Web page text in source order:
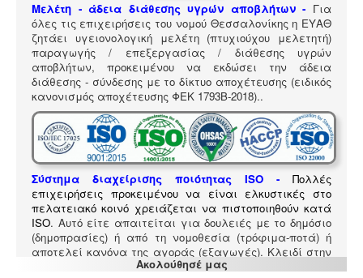
Μελέτη - άδεια διάθεσης υγρών αποβλήτων - Για
όλες τις επιχειρήσεις του νομού Θεσσαλονίκης η ΕΥΑΘ
ζητάει υγειονολογική μελέτη (πτυχιούχου μελετητή)
παραγωγής / επεξεργασίας / διάθεσης υγρών
αποβλήτων, προκειμένου να εκδώσει την άδεια
διάθεσης - σύνδεσης με το δίκτυο αποχέτευσης (ειδικός
κανονισμός αποχέτευσης ΦΕΚ 1793Β-2018)..
Σύστημα διαχείρισης ποιότητας ISO - Πολλές
επιχειρήσεις προκειμένου να είναι ελκυστικές στο
πελατειακό κοινό χρειάζεται να πιστοποιηθούν κατά
ISO. Αυτό είτε απαιτείται για δουλειές με το δημόσιο
(δημοπρασίες) ή από τη νομοθεσία (τρόφιμα-ποτά) ή
αποτελεί κανόνα της αγοράς (εξαγωγές). Κλειδί στην
διαδικασία είναι η μελέτη διαχείρισης ποιότητας.
Ακολούθησέ μας